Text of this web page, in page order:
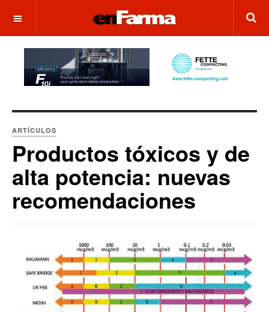
OFF CANVAS
ARTÍCULOS
Productos tóxicos y de
alta potencia: nuevas
recomendaciones